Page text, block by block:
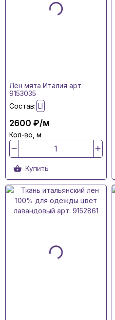
Лён мята Италия арт:
9153035
Состав: LI
2600 ₽/м
Кол-во, м
Купить